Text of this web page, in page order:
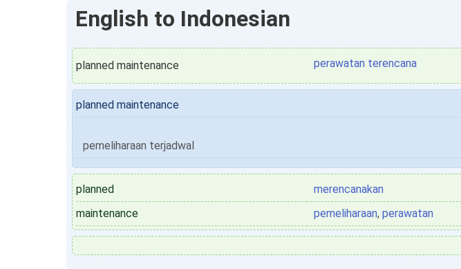
English to Indonesian
planned maintenance perawatan terencana
planned maintenance
pemeliharaan terjadwal
planned
merencanakan
maintenance
pemeliharaan, perawatan